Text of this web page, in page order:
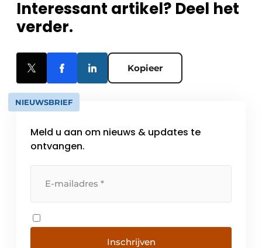
Interessant artikel? Deel het
verder.
Kopieer
NIEUWSBRIEF
Meld u aan om nieuws & updates te
ontvangen.
Inschrijven